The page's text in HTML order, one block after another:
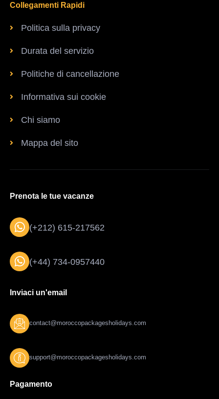
Collegamenti Rapidi
Politica sulla privacy
Durata del servizio
Politiche di cancellazione
Informativa sui cookie
Chi siamo
Mappa del sito
Prenota le tue vacanze
(+212) 615-217562
(+44) 734-0957440
Inviaci un'email
contact@moroccopackagesholidays.com
support@moroccopackagesholidays.com
Pagamento